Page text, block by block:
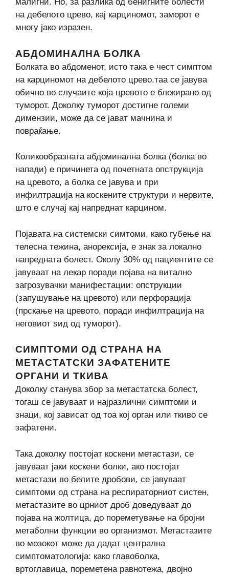
на дебелото црево, кај карциномот, заморот е
многу јако изразен.
АБДОМИНАЛНА БОЛКА
Болката во абдоменот, исто така е чест симптом
на карциномот на дебелото црево.таа се јавува
обично во случаите која цревото е блокирано од
туморот. Доколку туморот достигне големи
димензии, може да се јават мачнина и
повраќање.
Коликообразната абдоминална болка (болка во
напади) е причинета од почетната опструкција
на цревото, а болка се јавува и при
инфилтрација на коскените структури и нервите,
што е случај кај напреднат карцином.
Појавата на системски симтоми, како губење на
телесна тежина, анорексија, е знак за локално
напредната болест. Околу 30% од пациентите се
јавуваат на лекар поради појава на витално
загрозувачки манифестации: опструкции
(запушување на цревото) или перфорација
(прскање на цревото, поради инфилтрација на
неговиот sид од туморот).
СИМПТОМИ ОД СТРАНА НА
МЕТАСТАТСКИ ЗАФАТЕНИТЕ
ОРГАНИ И ТКИВА
Доколку станува збор за метастатска болест,
тогаш се јавуваат и најразлични симптоми и
знаци, кој зависат од тоа кој орган или ткиво се
зафатени.
Така доколку постојат коскени метастази, се
јавуваат јаки коскени болки, ако постојат
метастази во белите дробови, се јавуваат
симптоми од страна на респираторниот систен,
метастазите во црниот дроб доведуваат до
појава на жолтица, до пореметување на бројни
метаболни функции во организмот. Метастазите
во мозокот може да дадат централна
симптоматологија: како главоболка,
вртоглавица, пореметена равнотежа, двојно